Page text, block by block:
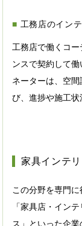
工務店のイン
工務店で働くコ
ンスで契約して
ネーターは、空
び、進捗や施工状
家具インテ
この分野を専門に
「家具店・イン
ス」といった企